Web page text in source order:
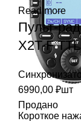
Короткое
Read more
Пульт-
X2T-F
6990,00 ₽шт
Продано